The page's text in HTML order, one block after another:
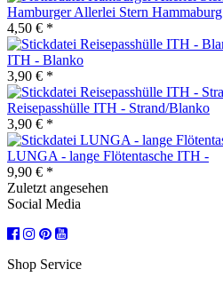
Hamburger Allerlei Stern Hammaburg
4,50 € *
ITH - Blanko
3,90 € *
Reisepasshülle ITH - Strand/Blanko
3,90 € *
LUNGA - lange Flötentasche ITH -
9,90 € *
Zuletzt angesehen
Social Media
Shop Service